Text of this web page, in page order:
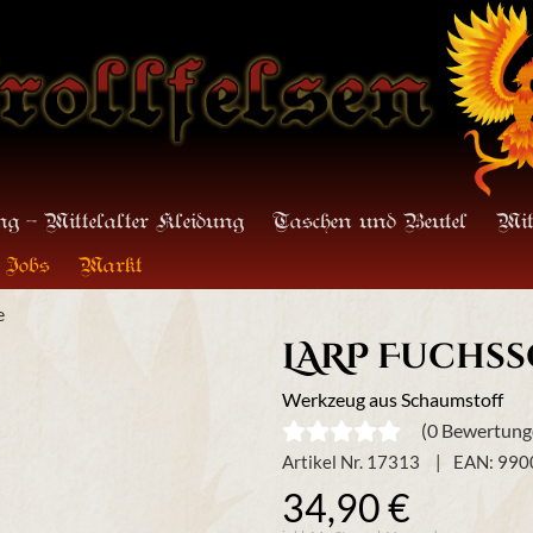
- Mittelalter Kleidung Taschen und Beutel
Jobs Markt
LARP
Werkzeug aus Schaumstoff
(0
Artikel Nr. 17313 EAN:
34,90 €